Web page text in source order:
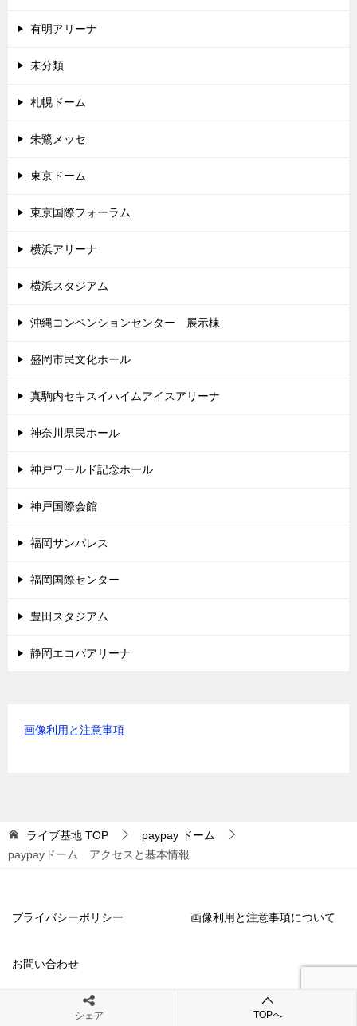
有明アリーナ
未分類
札幌ドーム
朱鷺メッセ
東京ドーム
東京国際フォーラム
横浜アリーナ
横浜スタジアム
沖縄コンベンションセンター 展示棟
盛岡市民文化ホール
真駒内セキスイハイムアイスアリーナ
神奈川県民ホール
神戸ワールド記念ホール
神戸国際会館
福岡サンパレス
福岡国際センター
豊田スタジアム
静岡エコパアリーナ
画像利用と注意事項
ライブ基地 TOP
paypay ドーム
paypayドーム アクセスと基本情報
プライバシーポリシー 画像利用と注意事項について
お問い合わせ
© 2017 ライブ基地
シェア TOPへ